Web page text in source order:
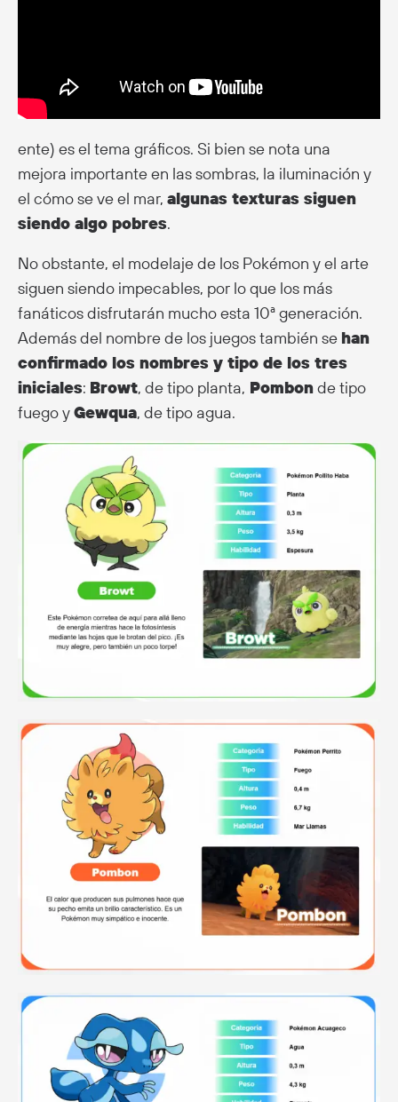
ente) es el tema gráficos. Si bien se nota una
mejora importante en las sombras, la iluminación y
el cómo se ve el mar, algunas texturas siguen
siendo algo pobres.
No obstante, el modelaje de los Pokémon y el arte
siguen siendo impecables, por lo que los más
fanáticos disfrutarán mucho esta 10ª generación.
Además del nombre de los juegos también se han
confirmado los nombres y tipo de los tres
iniciales: Browt, de tipo planta, Pombonde tipo
fuego yGewqua, de tipo agua.